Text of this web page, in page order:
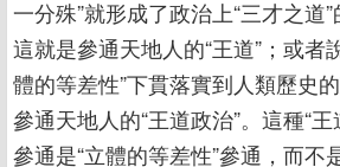
一分殊”就形成了政治上“三才之道”
這就是參通天地人的“王道”；或者
體的等差性”下貫落實到人類歷史
參通天地人的“王道政治”。這種“
參通是“立體的等差性”參通，而不